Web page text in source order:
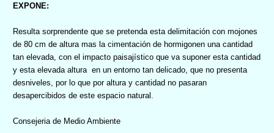
EXPONE:
Resulta sorprendente que se pretenda esta delimitación con mojones
de 80 cm de altura mas la cimentación de hormigonen una cantidad
tan elevada, con el impacto paisajístico que va suponer esta cantidad
y esta elevada altura en un entorno tan delicado, que no presenta
desniveles, por lo que por altura y cantidad no pasaran
desapercibidos de este espacio natural.
Consejeria de Medio Ambiente